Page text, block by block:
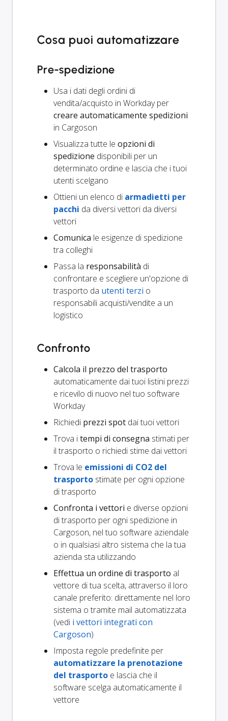
Cosa puoi automatizzare
Pre-spedizione
Usa i dati degli ordini di
vendita/acquisto in Workday per
creare automaticamente spedizioni
in Cargoson
Visualizza tutte le opzioni di
spedizione disponibili per un
determinato ordine e lascia che i tuoi
utenti scelgano
Ottieni un elenco di armadietti per
pacchi da diversi vettori da diversi
vettori
Comunica le esigenze di spedizione
tra colleghi
Passa la responsabilità di
confrontare e scegliere un'opzione di
trasporto da utenti terzi o
responsabili acquisti/vendite a un
logistico
Confronto
Calcola il prezzo del trasporto
automaticamente dai tuoi listini prezzi
e ricevilo di nuovo nel tuo software
Workday
Richiedi prezzi spot dai tuoi vettori
Trova itempi di consegna stimati per
il trasporto o richiedi stime dai vettori
Trova le emissioni di CO2 del
trasporto stimate per ogni opzione
di trasporto
Confronta i vettori e diverse opzioni
di trasporto per ogni spedizione in
Cargoson, nel tuo software aziendale
o in qualsiasi altro sistema che la tua
azienda sta utilizzando
Effettua un ordine di trasporto al
vettore di tua scelta, attraverso il loro
canale preferito: direttamente nel loro
sistema o tramite mail automatizzata
(vedi i vettori integrati con
Cargoson)
Imposta regole predefinite per
automatizzare la prenotazione
del trasporto e lascia che il
software scelga automaticamente il
vettore